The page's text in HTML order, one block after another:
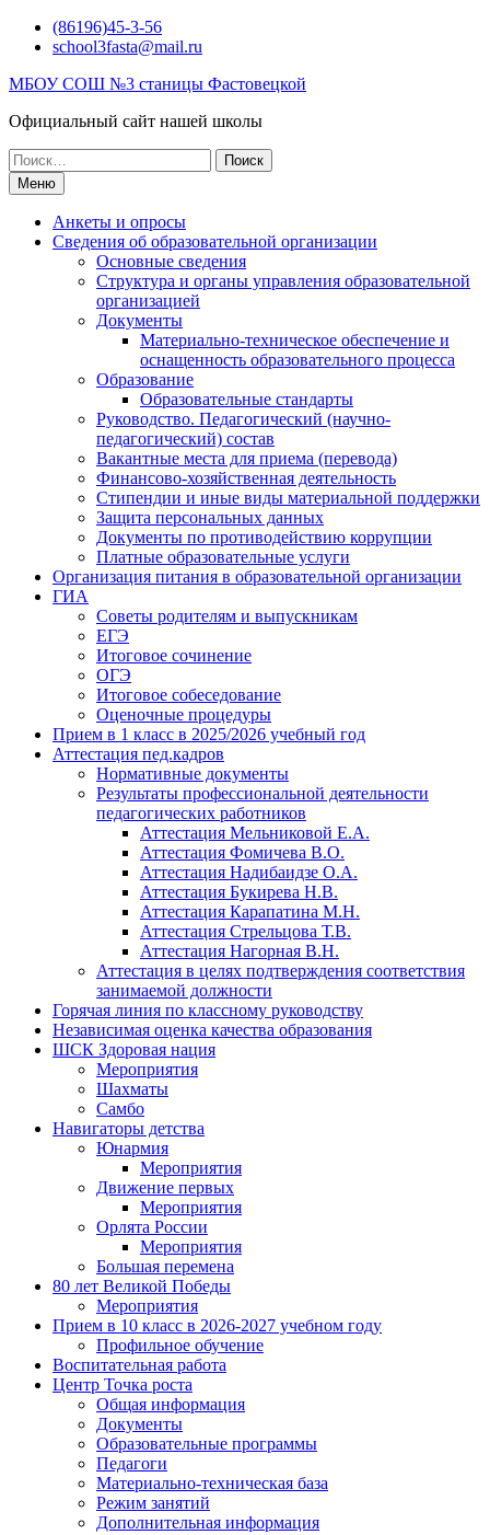
Перейти(86196)45-3-56
school3fasta@mail.ru
МБОУ СОШ №3 станицы Фастовецкой
Официальный сайт нашей школы
Поиск
по:Меню
Анкеты и опросы
Сведения об образовательной организации
Основные сведения
Структура и органы управления образовательной
организацией
Документы
Материально-техническое обеспечение и
оснащенность образовательного процесса
Образование
Образовательные стандарты
Руководство. Педагогический (научно-
педагогический) состав
Вакантные места для приема (перевода)
Финансово-хозяйственная деятельность
Стипендии и иные виды материальной поддержки
Защита персональных данных
Документы по противодействию коррупции
Платные образовательные услуги
Организация питания в образовательной организации
ГИА
Советы родителям и выпускникам
ЕГЭ
Итоговое сочинение
ОГЭ
Итоговое собеседование
Оценочные процедуры
Прием в 1 класс в 2025/2026 учебный год
Аттестация пед.кадров
Нормативные документы
Результаты профессиональной деятельности
педагогических работников
Аттестация Мельниковой Е.А.
Аттестация Фомичева В.О.
Аттестация Надибаидзе О.А.
Аттестация Букирева Н.В.
Аттестация Карапатина М.Н.
Аттестация Стрельцова Т.В.
Аттестация Нагорная В.Н.
Аттестация в целях подтверждения соответствия
занимаемой должности
Горячая линия по классному руководству
Независимая оценка качества образования
ШСК Здоровая нация
Мероприятия
Шахматы
Самбо
Навигаторы детства
Юнармия
Мероприятия
Движение первых
Мероприятия
Орлята России
Мероприятия
Большая перемена
80 лет Великой Победы
Мероприятия
Прием в 10 класс в 2026-2027 учебном году
Профильное обучение
Воспитательная работа
Центр Точка роста
Общая информация
Документы
Образовательные программы
Педагоги
Материально-техническая база
Режим занятий
Дополнительная информация